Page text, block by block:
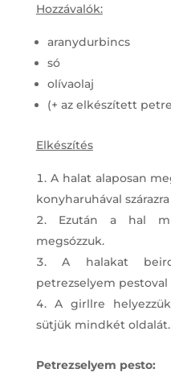
Hozzávalók:
aranydurbincs
só
olívaolaj
(+ az elkészített
Elkészítés
A halat alaposan
konyharuhával
Ezután a hal
megsózzuk.
A halakat
petrezselyem pestoval
A girllre
sütjük mindkét oldalát.
Petrezselyem pesto: